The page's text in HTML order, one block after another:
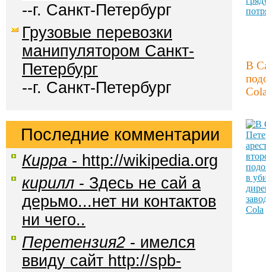
--г. Санкт-Петербург
Грузовые перевозки
манипулятором Санкт-
Петербург
--г. Санкт-Петербург
Последние комментарии
Кирра - http://wikipedia.org
кирилл - Здесь не сай а
дерьмо...нет ни контактов
ни чего..
Перетензия2 - имелся
ввиду сайт http://spb-
В